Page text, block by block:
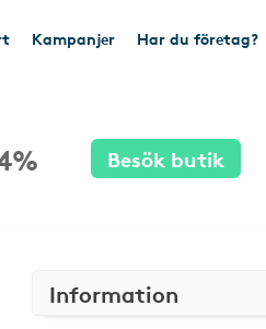
Kampanjer Har du företag?
Besök butik
Information